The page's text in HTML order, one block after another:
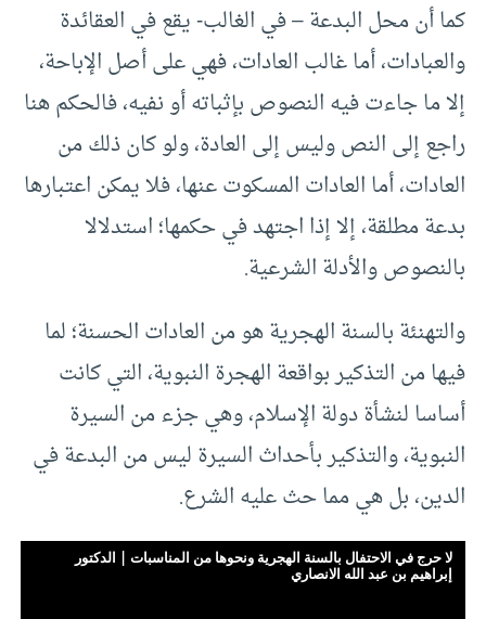
كما أن محل البدعة – في الغالب- يقع في العقائدة
والعبادات، أما غالب العادات، فهي على أصل الإباحة،
إلا ما جاءت فيه النصوص بإثباته أو نفيه، فالحكم هنا
راجع إلى النص وليس إلى العادة، ولو كان ذلك من
العادات، أما العادات المسكوت عنها، فلا يمكن اعتبارها
بدعة مطلقة، إلا إذا اجتهد في حكمها؛ استدلالا
بالنصوص والأدلة الشرعية.
والتهنئة بالسنة الهجرية هو من العادات الحسنة؛ لما
فيها من التذكير بواقعة الهجرة النبوية، التي كانت
أساسا لنشأة دولة الإسلام، وهي جزء من السيرة
النبوية، والتذكير بأحداث السيرة ليس من البدعة في
الدين، بل هي مما حث عليه الشرع.
لا حرج في الاحتفال بالسنة الهجرية ونحوها من المناسبات | الدكتور
إبراهيم بن عبد الله الانصاري